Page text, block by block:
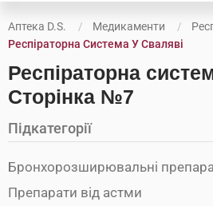
Аптека D.S. Медикаменти
Респіраторна Система У Сваляві
Респіраторна
Сторінка №7
Підкатегорії
Бронхорозширювальні
Препарати від астми